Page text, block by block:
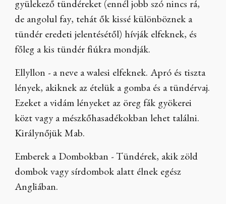
gyülekező tündéreket (ennél jobb szó nincs rá,
de angolul fay, tehát ők kissé különböznek a
tündér eredeti jelentésétől) hívják elfeknek, és
főleg a kis tündér fiúkra mondják.
Ellyllon - a neve a walesi elfeknek. Apró és tiszta
lények, akiknek az ételük a gomba és a tündérvaj.
Ezeket a vidám lényeket az öreg fák gyökerei
közt vagy a mészkőhasadékokban lehet találni.
Királynőjük Mab.
Emberek a Dombokban - Tündérek, akik zöld
dombok vagy sírdombok alatt élnek egész
Angliában.